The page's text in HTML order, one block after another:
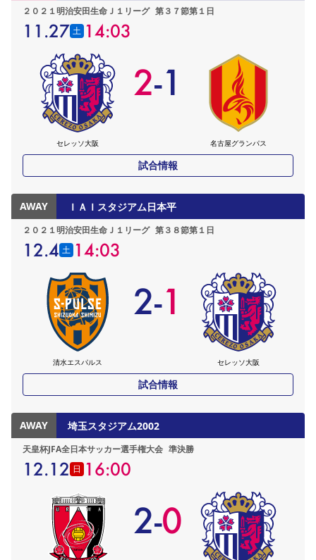
２０２１明治安田生命Ｊ１リーグ 第３７節第１日
11.27 土 14:03
セレッソ大阪
2-1
名古屋グランパス
試合情報
AWAY ＩＡＩスタジアム日本平
２０２１明治安田生命Ｊ１リーグ 第３８節第１日
12.4 土 14:03
清水エスパルス
2-1
セレッソ大阪
試合情報
AWAY 埼玉スタジアム2002
天皇杯JFA全日本サッカー選手権大会 準決勝
12.12 日 16:00
2-0